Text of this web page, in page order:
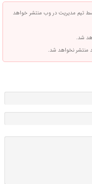
تیم مدیریت در وب منتشر خواهد
شد.
منتشر نخواهد شد.